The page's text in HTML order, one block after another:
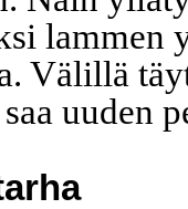
lammen
Välillä
uuden